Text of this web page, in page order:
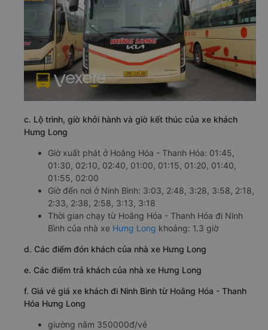
c. Lộ trình, giờ khởi hành và giờ kết thúc của xe khách
Hưng Long
Giờ xuất phát ở Hoằng Hóa - Thanh Hóa: 01:45,
01:30, 02:10, 02:40, 01:00, 01:15, 01:20, 01:40,
01:55, 02:00
Giờ đến nơi ở Ninh Bình: 3:03, 2:48, 3:28, 3:58, 2:18,
2:33, 2:38, 2:58, 3:13, 3:18
Thời gian chạy từ Hoằng Hóa - Thanh Hóa đi Ninh
Bình của nhà xe Hưng Long khoảng: 1.3 giờ
d. Các điểm đón khách của nhà xe Hưng Long
e. Các điểm trả khách của nhà xe Hưng Long
f. Giá vé giá xe khách đi Ninh Bình từ Hoằng Hóa - Thanh
Hóa Hưng Long
giường nằm 350000đ/vé